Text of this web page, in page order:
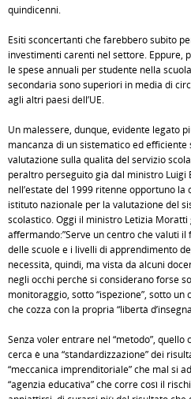
quindicenni.
Esiti sconcertanti che farebbero subito
investimenti carenti nel settore. Eppure,
le spese annuali per studente nella
secondaria sono superiori in media di
agli altri paesi dell’UE.
Un malessere, dunque, evidente legato
mancanza di un sistematico ed efficiente
valutazione sulla qualità del servizio
peraltro perseguito già dal ministro Luigi
nell’estate del 1999 ritenne opportuno la
istituto nazionale per la valutazione del
scolastico. Oggi il ministro Letizia Moratti
affermando:”Serve un centro che valuti il
delle scuole e i livelli di apprendimento
necessità, quindi, ma vista da alcuni
negli occhi perché si considerano forse
monitoraggio, sotto “ispezione”, sotto un
che cozza con la propria “libertà
Senza voler entrare nel “metodo”, quello
cerca è una “standardizzazione” dei
“meccanica imprenditoriale” che mal si
“agenzia educativa” che corre così il